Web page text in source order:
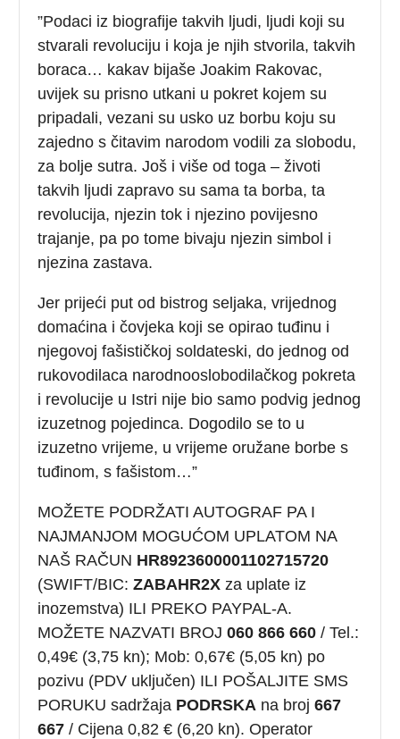
”Podaci iz biografije takvih ljudi, ljudi koji su
stvarali revoluciju i koja je njih stvorila, takvih
boraca… kakav bijaše Joakim Rakovac,
uvijek su prisno utkani u pokret kojem su
pripadali, vezani su usko uz borbu koju su
zajedno s čitavim narodom vodili za slobodu,
za bolje sutra. Još i više od toga – životi
takvih ljudi zapravo su sama ta borba, ta
revolucija, njezin tok i njezino povijesno
trajanje, pa po tome bivaju njezin simbol i
njezina zastava.
Jer prijeći put od bistrog seljaka, vrijednog
domaćina i čovjeka koji se opirao tuđinu i
njegovoj fašističkoj soldateski, do jednog od
rukovodilaca narodnooslobodilačkog pokreta
i revolucije u Istri nije bio samo podvig jednog
izuzetnog pojedinca. Dogodilo se to u
izuzetno vrijeme, u vrijeme oružane borbe s
tuđinom, s fašistom…”
MOŽETE PODRŽATI AUTOGRAF PA I
NAJMANJOM MOGUĆOM UPLATOM NA
NAŠ RAČUN HR8923600001102715720
(SWIFT/BIC: ZABAHR2X za uplate iz
inozemstva) ILI PREKO PAYPAL-A.
MOŽETE NAZVATI BROJ060 866 660 / Tel.:
0,49€ (3,75 kn); Mob: 0,67€ (5,05 kn) po
pozivu (PDV uključen) ILI POŠALJITE SMS
PORUKU sadržaja PODRSKA na broj667
667 / Cijena 0,82 € (6,20 kn). Operator